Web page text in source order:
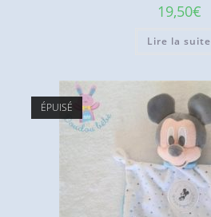
19,50€
Lire la suite
ÉPUISÉ